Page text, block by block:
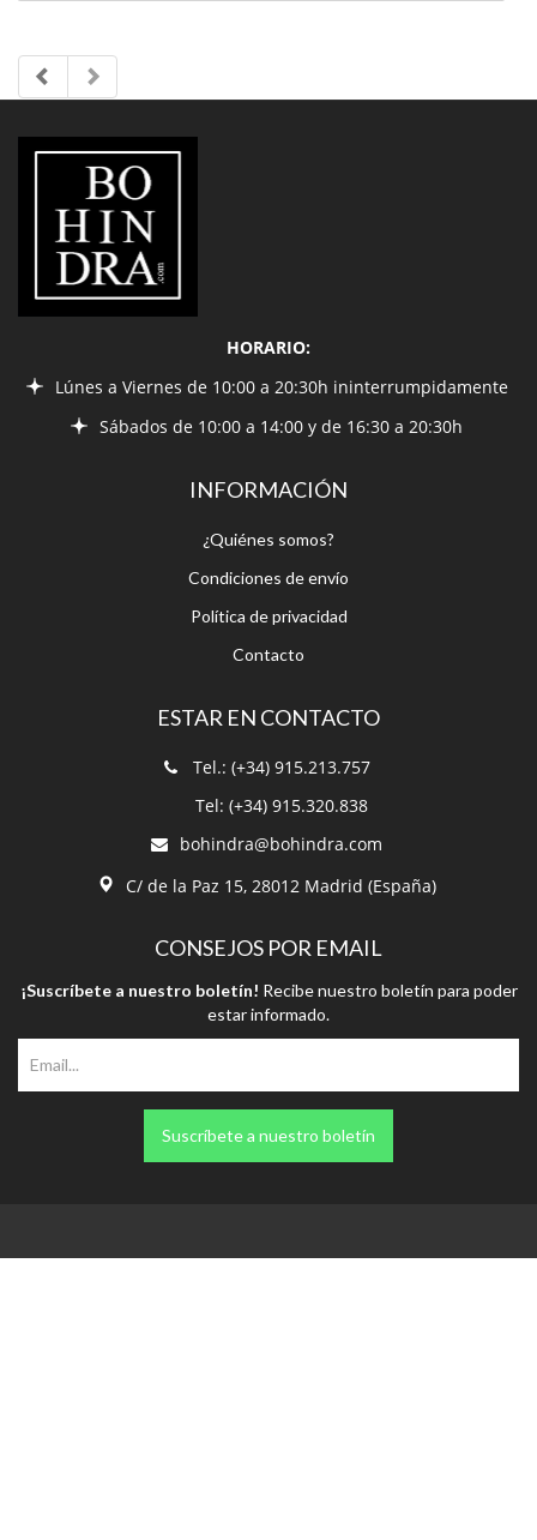
LIBRERÍA
BOHINDRA
Lúnes a Viernes de 10:00 a 20:30h ininterrumpidamente
INFORMACIÓN
¿Quiénes somos?
Condiciones de envío
ESTAR EN CONTACTO
Tel.: (+34) 915.213.757
Tel: (+34) 915.320.838
CONSEJOS POR EMAIL
¡Suscríbete a nuestro boletín!Recibe nuestro boletín para poder
Suscríbete a nuestro boletín